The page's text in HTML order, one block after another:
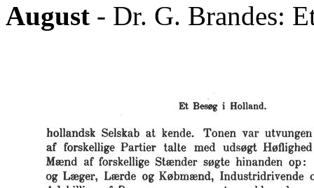
August - Dr. G. Brandes: